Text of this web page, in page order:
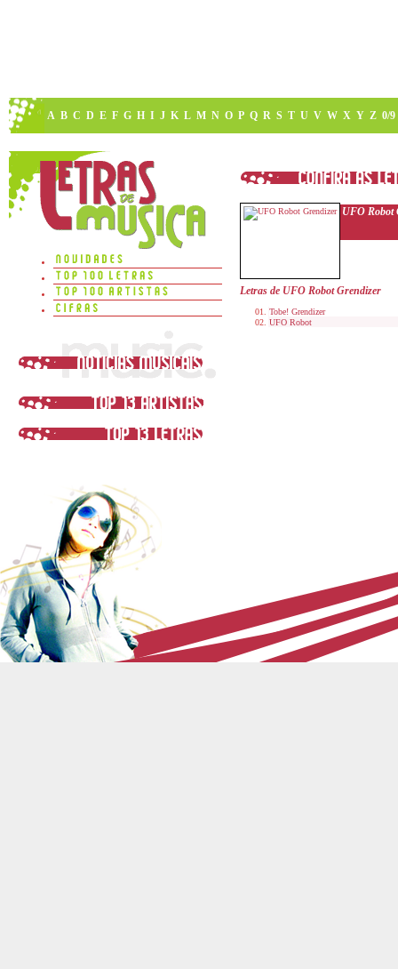
A B C D E F G H I J K L M N O P Q R S T U V W X Y Z 0/9
UFO Robot
Letras de UFO Robot Grendizer
Tobe! Grendizer
UFO Robot